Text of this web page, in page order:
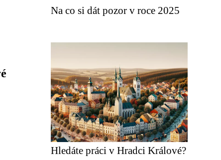
Na co si dát pozor v roce 2025
Hledáte práci v Hradci Králové?